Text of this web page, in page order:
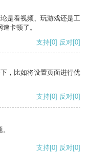
是看视频、玩游戏还是工
卡顿了。
支持[0] 反对[0]
，比如将设置页面进行优
支持[0] 反对[0]
支持[0] 反对[0]